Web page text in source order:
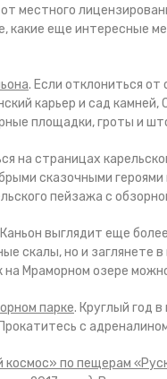
местного
какие еще интересные
. Если отклониться
карьер и сад
площадки, гроты и
на страницах
сказочными
пейзажа с
Каньон выглядит еще
скалы, но и заглянете
Мраморном озере
парке. Круглый год
с
космос» по пещерам